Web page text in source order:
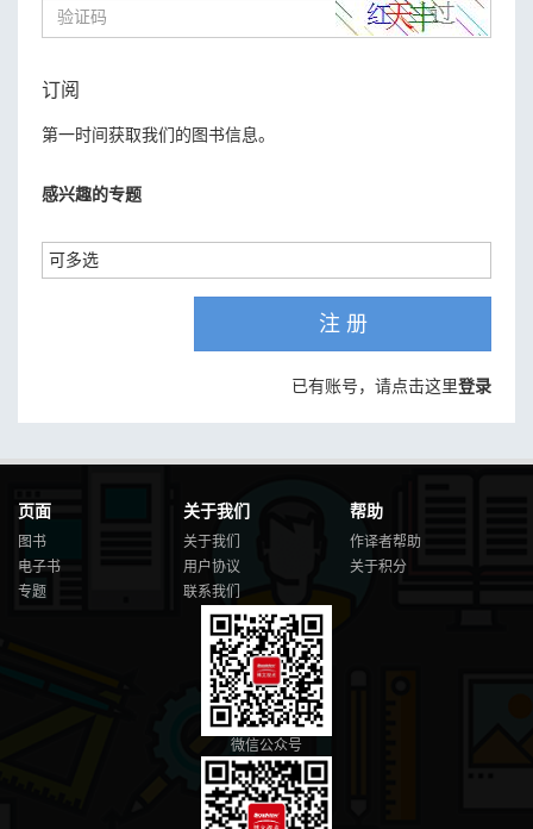
订阅
第一时间获取我们的图书信息。
感兴趣的专题
注 册
已有账号，请点击这里登录
页面
图书
电子书
专题
关于我们
关于我们
用户协议
联系我们
帮助
作译者帮助
关于积分
微信公众号